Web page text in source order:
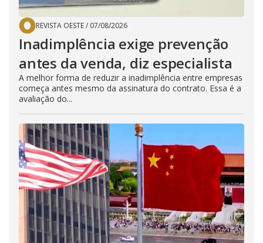
REVISTA OESTE/ 07/08/2026
Inadimplência exige prevenção
antes da venda, diz especialista
A melhor forma de reduzir a inadimplência entre empresas
começa antes mesmo da assinatura do contrato. Essa é a
avaliação do...